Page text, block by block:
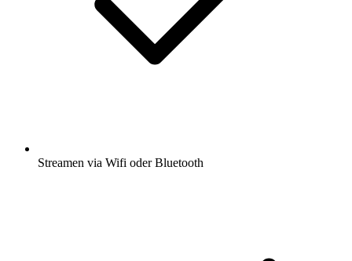
Streamen via Wifi oder Bluetooth